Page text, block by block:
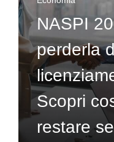
NASPI
perderla
Scopri
restare